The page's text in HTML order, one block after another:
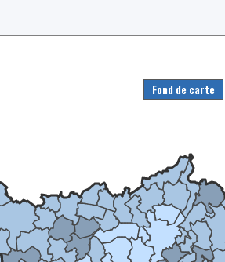
Fond de carte